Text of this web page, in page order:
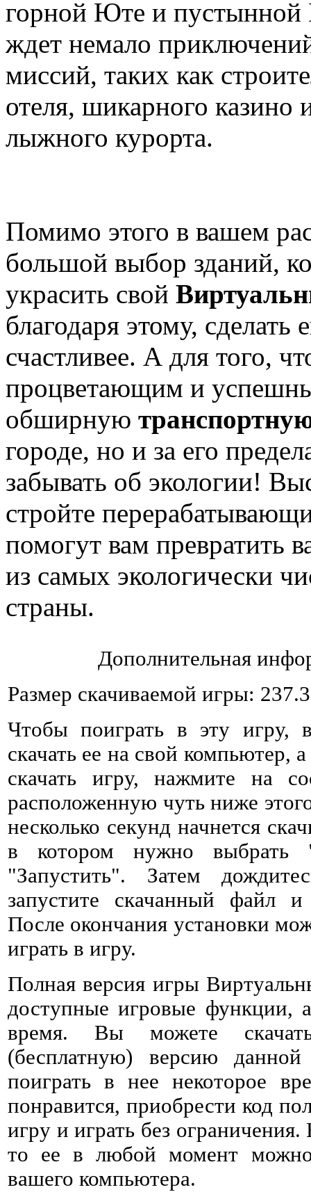
горной Юте и пустынной
ждет немало
миссий, таких как
отеля, шикарного казино
лыжного курорта.
Помимо этого в вашем
большой выбор зданий,
украсить свой
благодаря этому, сделать
счастливее. А для того,
процветающим и
обширную
городе, но и за его
забывать об экологии!
стройте
помогут вам превратить
из самых экологически
страны.
Дополнительная
Размер скачиваемой игры:
Чтобы поиграть в эту игру,
скачать ее на свой компьютер,
скачать игру, нажмите на
расположенную чуть ниже
несколько секунд начнется
в котором нужно выбрать
"Запустить". Затем
запустите скачанный файл и
После окончания установки
играть в игру.
Полная версия игры
доступные игровые функции,
время. Вы можете
(бесплатную) версию
поиграть в нее некоторое
понравится, приобрести код
игру и играть без
то ее в любой момент можно
вашего компьютера.